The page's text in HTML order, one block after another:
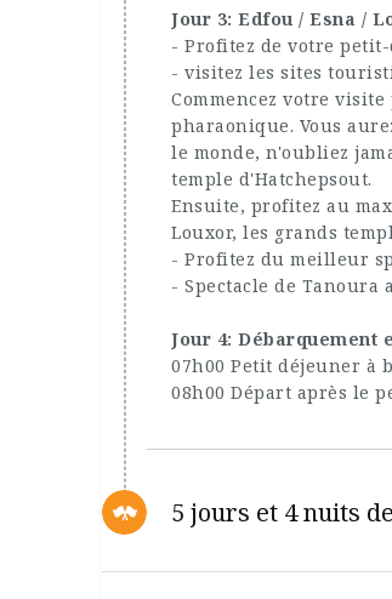
Jour 3: Edfou / Esna /
- Profitez de votre
- visitez les sites
Commencez votre
pharaonique. Vous
le monde, n'oubliez
temple d'Hatchepsout.
Ensuite, profitez au
Louxor, les grands
- Profitez du meilleur
- Spectacle de
Jour 4: Débarquement
07h00 Petit déjeuner à
08h00 Départ après le
5 jours et 4 nuits